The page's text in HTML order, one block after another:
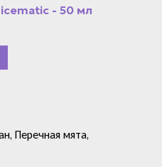
- 50 мл
Перечная мята,